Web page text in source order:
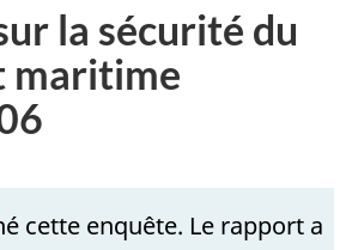
la sécurité du
maritime
cette enquête. Le rapport a